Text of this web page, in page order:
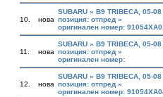
10. нова
SUBARU » B9 TRIBECA, 05-
позиция: отпред »
оригинален номер:
11. нова
SUBARU » B9 TRIBECA, 05-
позиция: отпред »
оригинален номер:
12. нова
SUBARU » B9 TRIBECA, 05-
позиция: отпред »
оригинален номер: